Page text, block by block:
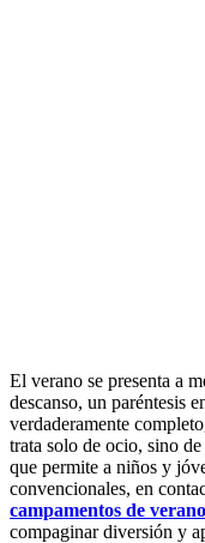
El verano se presenta a
descanso, un paréntesis
verdaderamente
trata solo de ocio, sino
que permite a niños y
convencionales, en
campamentos de verano
compaginar diversión y